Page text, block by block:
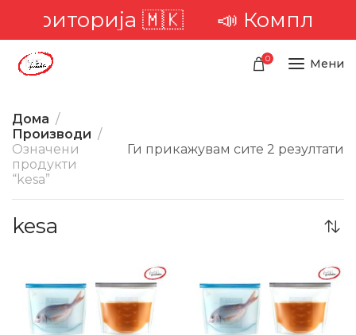
територија 🇲🇰 📣
0 Мени
Дома
Производи
Означени
продукти
“kesa”
Ги прикажувам сите 2 резултати
kesa